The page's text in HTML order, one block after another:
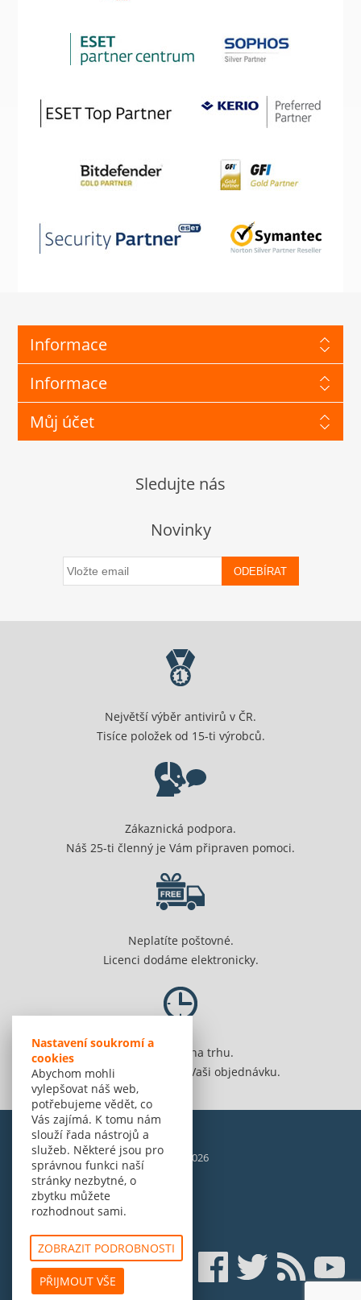
Nastavení soukromí a
cookies
Abychom mohli
vylepšovat náš web,
potřebujeme vědět, co
Vás zajímá. K tomu nám
slouží řada nástrojů a
služeb. Některé jsou pro
správnou funkci naší
stránky nezbytné, o
zbytku můžete
rozhodnout sami.
ZOBRAZIT PODROBNOSTI
PŘIJMOUT VŠE
Informace
Informace
Můj účet
Sledujte nás
Novinky
ODEBÍRAT
Největší výběr antivirů v ČR.
Tisíce položek od 15-ti výrobců.
Zákaznická podpora.
Náš 25-ti členný je Vám připraven pomoci.
Neplatíte poštovné.
Licenci dodáme elektronicky.
Jsme 20 let na trhu.
Spolehlivě vyřídíme Vaši objednávku.
© Amenit Software Solutions, 1998 - 2026
Powered bynopCommerce